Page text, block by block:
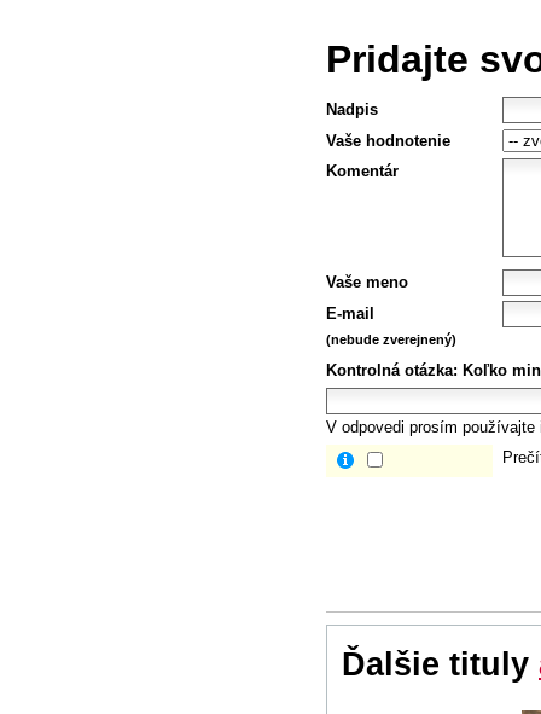
Pridajte
Nadpis
Vaše hodnotenie
Komentár
Vaše meno
E-mail
(nebude zverejnený)
Kontrolná otázka: Koľko
V odpovedi prosím
Ďalšie tituly